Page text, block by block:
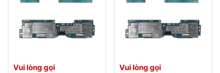
Vui lòng gọi Vui lòng gọi